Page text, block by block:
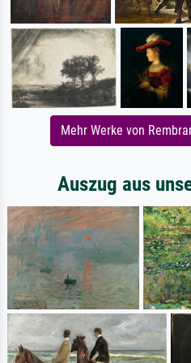
Mehr Werke von
Auszug aus